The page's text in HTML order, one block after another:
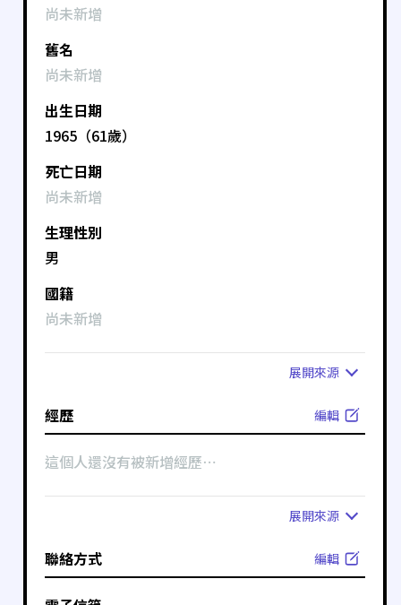
尚未新增
舊名
尚未新增
出生日期
1965（61歲）
死亡日期
尚未新增
生理性別
男
國籍
尚未新增
展開來源
經歷 編輯
這個人還沒有被新增經歷⋯
展開來源
聯絡方式 編輯